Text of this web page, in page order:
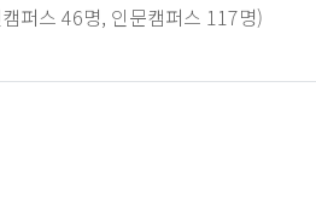
퍼스 46명, 인문캠퍼스 117명)